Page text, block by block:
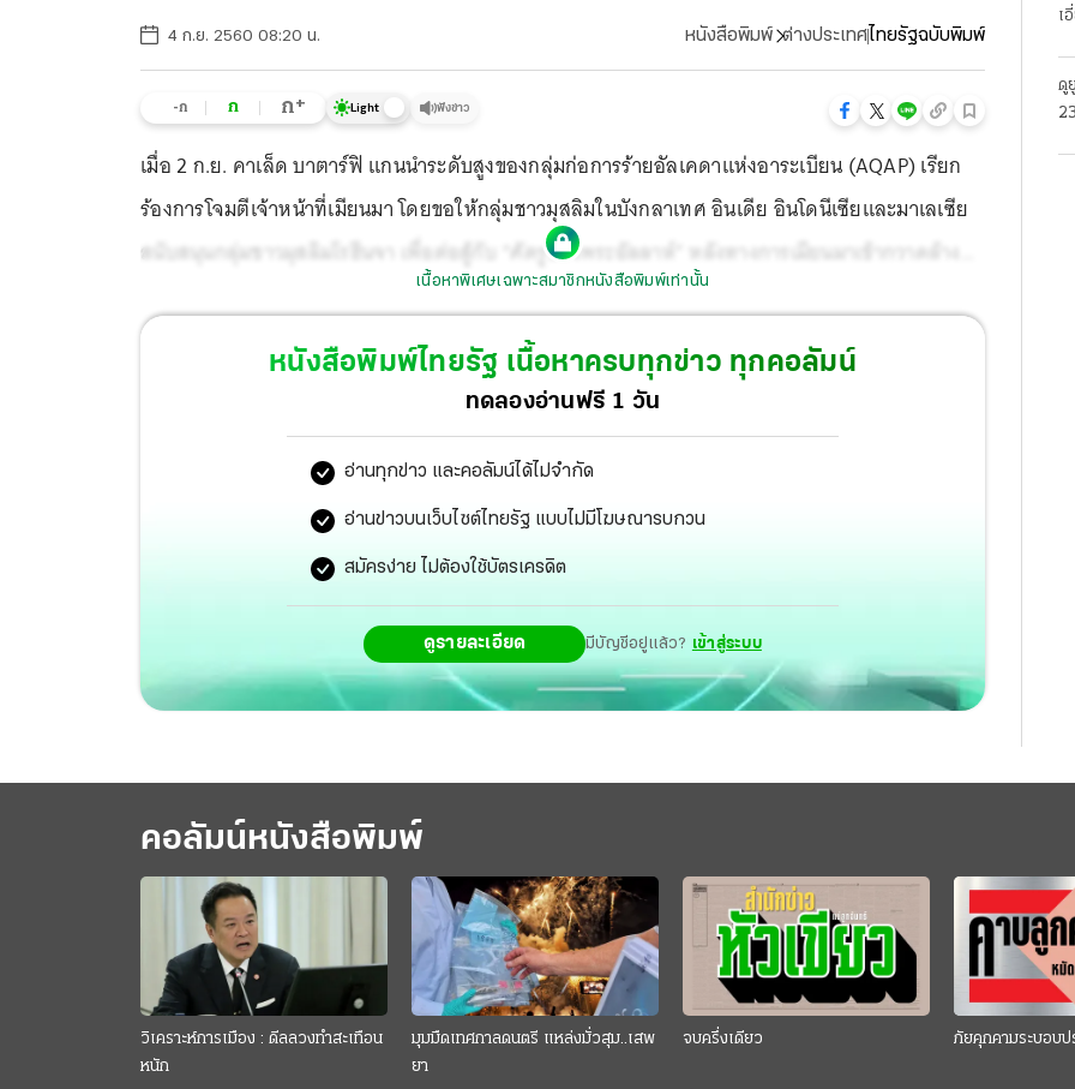
4 ก.ย. 2560 08:20 น. หนังสือพิมพ์ ต่างประเทศไทยรัฐฉบับพิมพ์
-ก ก ก+ Light ฟังข่าว
เมื่อ 2 ก.ย. คาเล็ด บาตาร์ฟิ แกนนำระดับสูงของกลุ่มก่อการร้ายอัลเคดาแห่งอาระเบียน (AQAP) เรียก
ร้องการโจมตีเจ้าหน้าที่เมียนมา โดยขอให้กลุ่มชาวมุสลิมในบังกลาเทศ อินเดีย อินโดนีเซียและมาเลเซีย
สนับสนุนกลุ่มชาวมุสลิมโรฮีนจา เพื่อต่อสู้กับ “ศัตรูของพระอัลลาห์” หลังทางการเมียนมาเข้ากวาดล้างที่
รัฐยะไข่ ทำให้ชาวโรฮีนจาต้องหนีตายข้ามฝั่งไปยังบังกลาเทศ ประเทศเพื่อนบ้านราว 58,600 คน
เนื้อหาพิเศษเฉพาะสมาชิกหนังสือพิมพ์เท่านั้น
หนังสือพิมพ์ไทยรัฐ เนื้อหาครบทุกข่าว ทุกคอลัมน์
ทดลองอ่านฟรี 1 วัน
อ่านทุกข่าว และคอลัมน์ได้ไม่จำกัด
อ่านข่าวบนเว็บไซต์ไทยรัฐ แบบไม่มีโฆษณารบกวน
สมัครง่าย ไม่ต้องใช้บัตรเครดิต
ดูรายละเอียด มีบัญชีอยู่แล้ว? เข้าสู่ระบบ
เ
ดู
คอลัมน์หนังสือพิมพ์
วิเคราะห์การเมือง : ดีลลวงทำสะเทือน
หนัก
มุมมืดเทศกาลดนตรี แหล่งมั่วสุม..เสพ
ยา
จบครึ่งเดียว ภัยคุกคามระบอบป